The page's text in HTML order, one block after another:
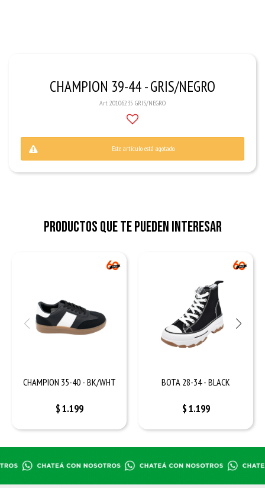
CHAMPION 39-44 - GRIS/NEGRO
20106235 GRIS/NEGRO
Este artículo está agotado.
Productos que te pueden interesar
CHAMPION 35-40 - BK/WHT
$1.199
BOTA 28-34 - BLACK
$1.199